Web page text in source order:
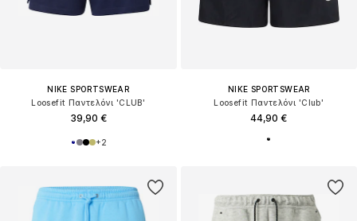
NIKE SPORTSWEAR
Loosefit Παντελόνι 'CLUB'
39,90 €
+2
NIKE SPORTSWEAR
Loosefit Παντελόνι 'Club'
44,90 €